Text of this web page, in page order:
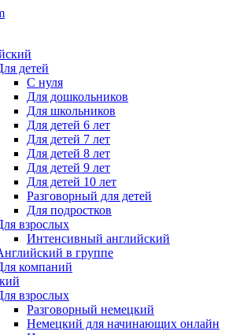
детей
С нуля
Для дошкольников
Для школьников
Для детей 6 лет
Для детей 7 лет
Для детей 8 лет
Для детей 9 лет
Для детей 10 лет
Разговорный для детей
Для подростков
взрослых
Интенсивный английский
в группе
компаний
взрослых
Разговорный немецкий
Немецкий для начинающих онлайн